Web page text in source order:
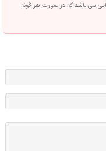
می باشد که در صورت هر گونه